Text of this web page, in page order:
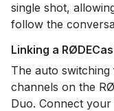
single shot,
follow the
Linking a
The auto
channels on the
Duo. Connect